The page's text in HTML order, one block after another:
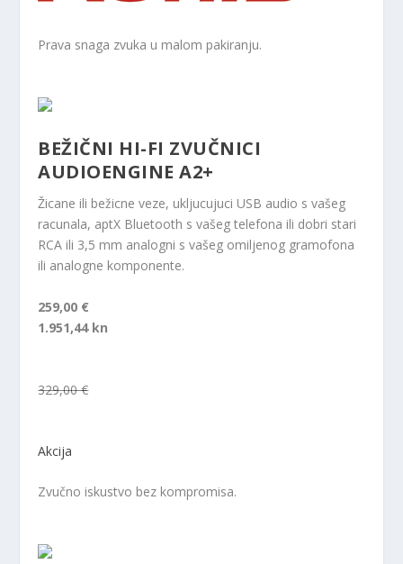
Prava snaga zvuka u malom pakiranju.
BEŽIČNI HI-FI ZVUČNICI
AUDIOENGINE A2+
Žicane ili bežicne veze, ukljucujuci USB audio s vašeg
racunala, aptX Bluetooth s vašeg telefona ili dobri stari
RCA ili 3,5 mm analogni s vašeg omiljenog gramofona
ili analogne komponente.
259,00 €
1.951,44 kn
329,00 €
Akcija
Zvučno iskustvo bez kompromisa.